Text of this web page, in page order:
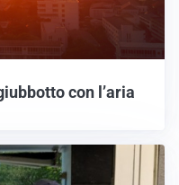
con l’aria